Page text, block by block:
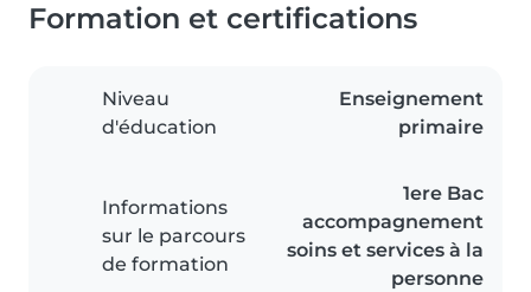
Formation et certifications
Niveau
d'éducation
Enseignement
primaire
Informations
sur le parcours
de formation
1ere Bac
accompagnement
soins et services à la
personne